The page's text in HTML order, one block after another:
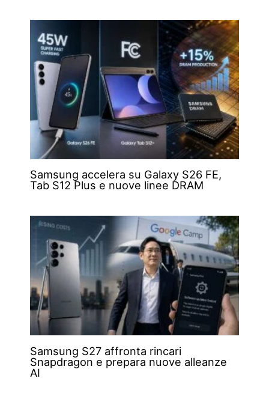
Samsung accelera su Galaxy S26 FE,
Tab S12 Plus e nuove linee DRAM
Samsung S27 affronta rincari
Snapdragon e prepara nuove alleanze
AI